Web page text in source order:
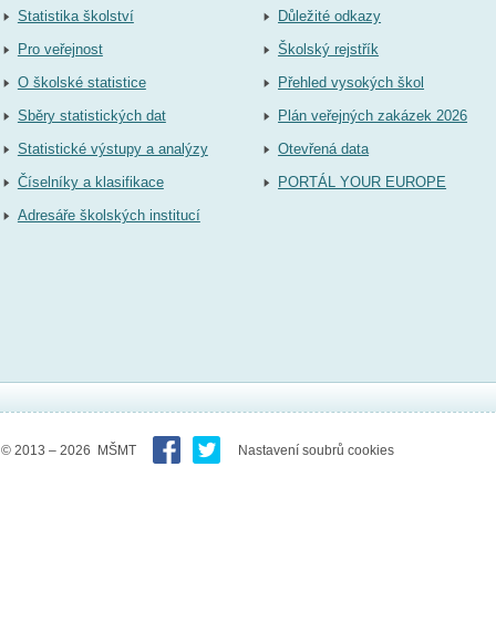
Statistika školství
Pro veřejnost
O školské statistice
Sběry statistických dat
Statistické výstupy a analýzy
Číselníky a klasifikace
Adresáře školských institucí
Důležité odkazy
Školský rejstřík
Přehled vysokých škol
Plán veřejných zakázek 2026
Otevřená data
PORTÁL YOUR EUROPE
© 2013 – 2026 MŠMT Nastavení soubrů cookies